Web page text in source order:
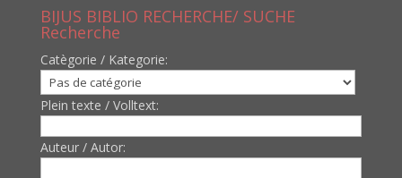
BIJUS BIBLIO RECHERCHE/ SUCHE
Recherche
Catègorie / Kategorie:
Plein texte / Volltext:
Auteur / Autor: